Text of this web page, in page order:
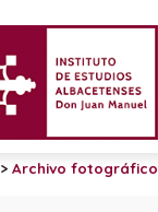
> Archivo fotográfico